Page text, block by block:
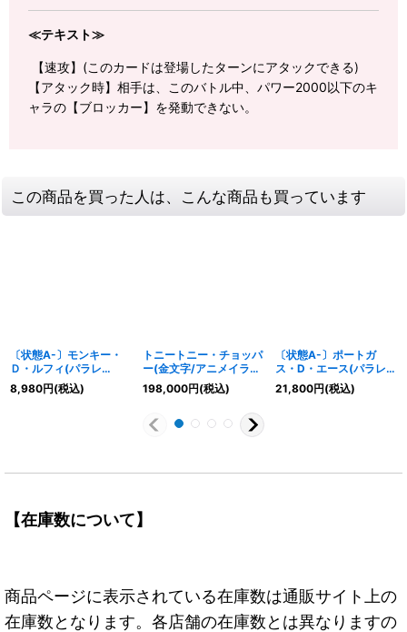
≪テキスト≫
【速攻】(このカードは登場したターンにアタックできる)
【アタック時】相手は、このバトル中、パワー2000以下のキ
ャラの【ブロッカー】を発動できない。
この商品を買った人は、こんな商品も買っています
〔状態A-〕モンキー・
Ｄ・ルフィ(パラレ
ル/illust:Minato
Sashima)【L/P】
8,980円(税込)
トニートニー・チョッパ
ー(金文字/アニメイラス
ト)【L】{OP08-001}
198,000円(税込)
〔状態A-〕ポートガ
ス・D・エース(パラレ
ル/SP/illust:Hashimoto
Q)【SP】{ST15-
21,800円(税込)
【在庫数について】
商品ページに表示されている在庫数は通販サイト上の
在庫数となります。各店舗の在庫数とは異なりますの